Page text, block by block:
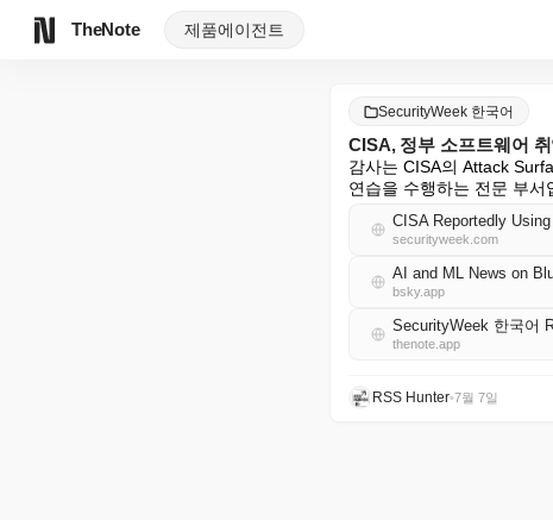
TheNote 제품에이전트
SecurityWeek 한국어
CISA, 정부 소프트웨어
감사는 CISA의 Attack
연습을 수행하는 전문 부서
CISA Reportedly
securityweek.com
AI and ML News on
bsky.app
SecurityWeek 한국어
thenote.app
RSS Hunter•7월 7일